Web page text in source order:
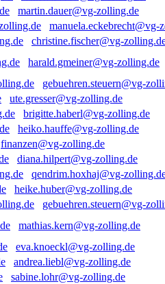
martin.dauer@vg-zolling.de
manuela.eckebrecht@vg-
christine.fischer@vg-
harald.gmeiner@vg-zolling.de
gebuehren.steuern@vg-
ute.gresser@vg-zolling.de
brigitte.haberl@vg-zolling.de
heiko.hauffe@vg-zolling.de
finanzen@vg-zolling.de
diana.hilpert@vg-zolling.de
qendrim.hoxhaj@vg-
heike.huber@vg-zolling.de
gebuehren.steuern@vg-
mathias.kern@vg-zolling.de
eva.knoeckl@vg-zolling.de
andrea.liebl@vg-zolling.de
sabine.lohr@vg-zolling.de